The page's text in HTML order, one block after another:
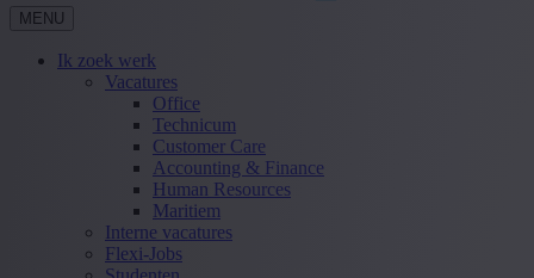
MENU
Ik zoek werk
Vacatures
Office
Technicum
Customer Care
Accounting & Finance
Human Resources
Maritiem
Interne vacatures
Flexi-Jobs